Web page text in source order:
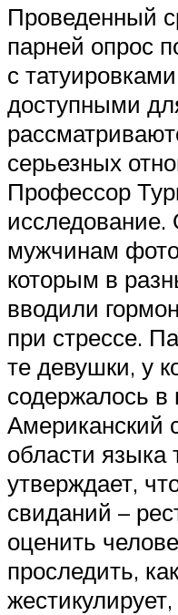
Проведенный
парней опрос
с
доступными
серьезных
Профессор
исследование.
мужчинам
которым в
вводили
при стрессе.
те девушки, у
содержалось в
Американский
области языка
утверждает,
свиданий –
оценить
проследить,